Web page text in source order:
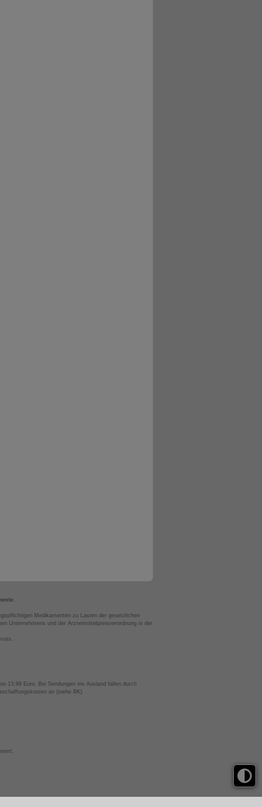
Medikamenten zu Lasten der gesetzlichen
Unternehmens und der Arzneimittelpreisverordnung in der
13,99 Euro. Bei Sendungen ins Ausland fallen durch
an (siehe BK).